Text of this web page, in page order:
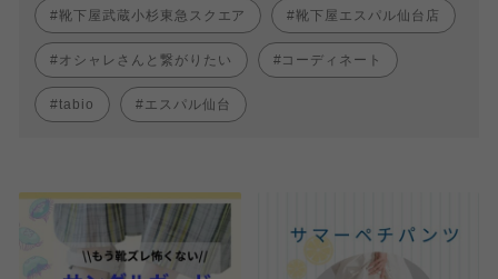
靴下屋武蔵小杉東急スクエア 靴下屋エスパル仙台店
オシャレさんと繋がりたい コーディネート
tabio エスパル仙台